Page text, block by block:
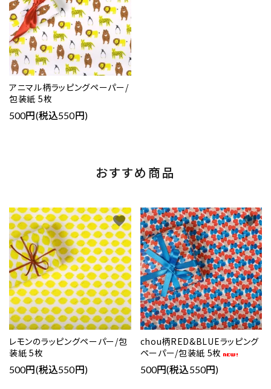
アニマル柄ラッピングペーパー/
包装紙 5枚
500円(税込550円)
おすすめ商品
レモンのラッピングペーパー/包
装紙 5枚
500円(税込550円)
favorite
chou柄RED&BLUEラッピング
ペーパー/包装紙 5枚
500円(税込550円)
favorite